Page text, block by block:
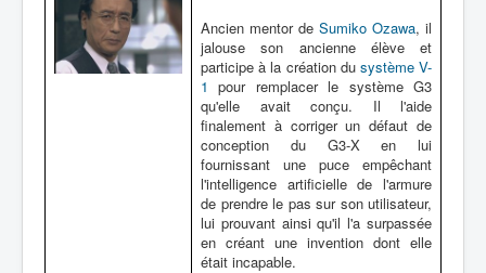
Ancien mentor de Sumiko Ozawa, il
jalouse son ancienne élève et
participe à la création du système V-
1 pour remplacer le système G3
qu'elle avait conçu. Il l'aide
finalement à corriger un défaut de
conception du G3-X en lui
fournissant une puce empêchant
l'intelligence artificielle de l'armure
de prendre le pas sur son utilisateur,
lui prouvant ainsi qu'il l'a surpassée
en créant une invention dont elle
était incapable.